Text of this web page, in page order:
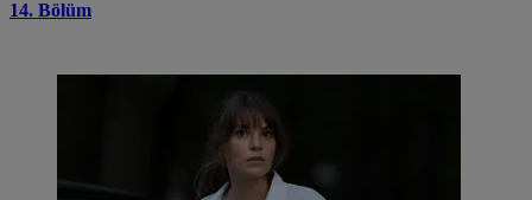
14. Bölüm